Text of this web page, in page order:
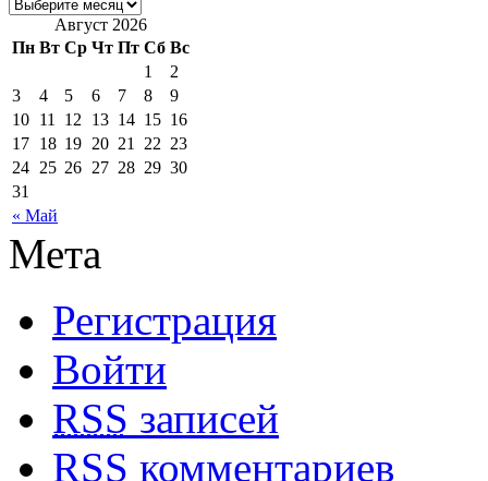
Август 2026
Пн Вт Ср Чт Пт Сб Вс
« Май
1
2
3
4 5 6 7 8
9
10 11 12 13 14 15 16
17 18 19 20 21 22 23
24 25 26 27 28 29 30
31
Мета
Регистрация
Войти
RSS записей
RSS комментариев